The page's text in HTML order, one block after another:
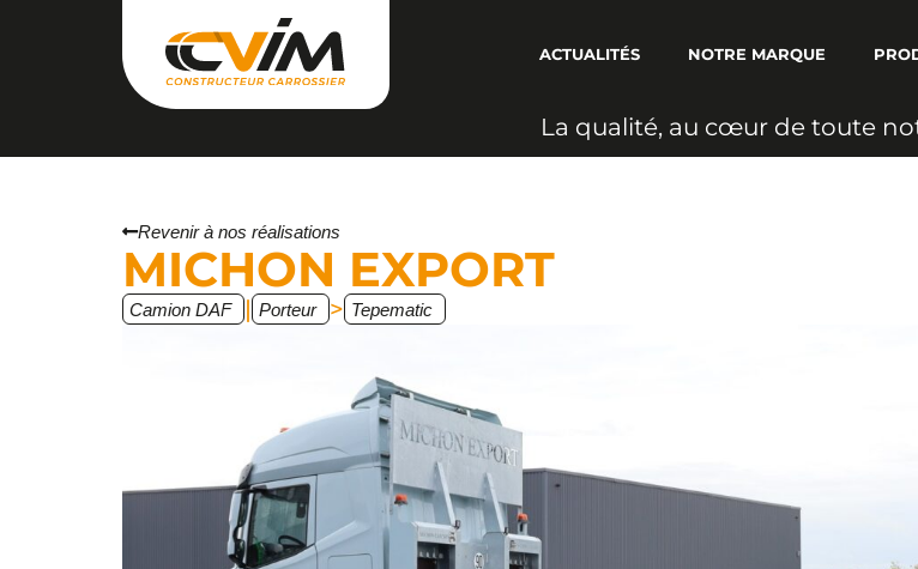
ACTUALITÉS NOTRE MARQUE
La qualité, au cœur de toute no
Revenir à nos réalisations
MICHON EXPORT
Camion DAF | Porteur > Tepematic